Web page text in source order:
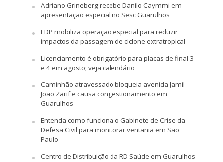
Adriano Grineberg recebe Danilo Caymmi em
apresentação especial no Sesc Guarulhos
EDP mobiliza operação especial para reduzir
impactos da passagem de ciclone extratropical
Licenciamento é obrigatório para placas de final 3
e 4 em agosto; veja calendário
Caminhão atravessado bloqueia avenida Jamil
João Zarif e causa congestionamento em
Guarulhos
Entenda como funciona o Gabinete de Crise da
Defesa Civil para monitorar ventania em São
Paulo
Centro de Distribuição da RD Saúde em Guarulhos